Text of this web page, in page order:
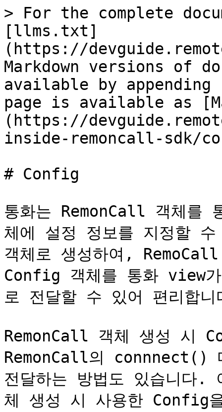
> For the complete
[llms.txt]
(https://
Markdown versions of
available by
page is available as
(https://
inside-remoncall-sdk/
# Config
통화는 RemonCall 객체를
체에 설정 정보를 지정할
객체로 생성하여,
Config 객체를 통화 view
로 전달할 수 있어 편리합
RemonCall 객체 생성 시
RemonCall의 connnect()
전달하는 방법도 있습니다.
체 생성 시 사용한 Config